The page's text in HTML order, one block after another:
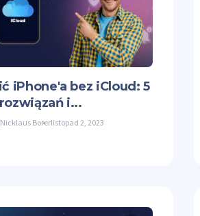
link
iPhone'a bez iCloud: 5
i...
Nicklaus Borerlistopad 2, 2023